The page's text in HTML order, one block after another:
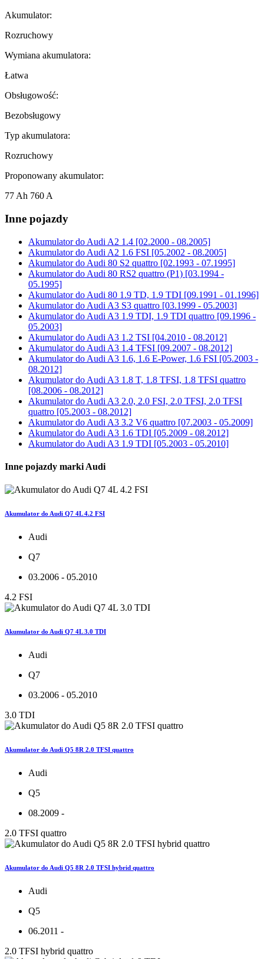
Akumulator:
Rozruchowy
Wymiana akumulatora:
Łatwa
Obsługowość:
Bezobsługowy
Typ akumulatora:
Rozruchowy
Proponowany akumulator:
77 Ah 760 A
Inne pojazdy
Akumulator do Audi A2 1.4 [02.2000 - 08.2005]
Akumulator do Audi A2 1.6 FSI [05.2002 - 08.2005]
Akumulator do Audi 80 S2 quattro [02.1993 - 07.1995]
Akumulator do Audi 80 RS2 quattro (P1) [03.1994 -
05.1995]
Akumulator do Audi 80 1.9 TD, 1.9 TDI [09.1991 - 01.1996]
Akumulator do Audi A3 S3 quattro [03.1999 - 05.2003]
Akumulator do Audi A3 1.9 TDI, 1.9 TDI quattro [09.1996 -
05.2003]
Akumulator do Audi A3 1.2 TSI [04.2010 - 08.2012]
Akumulator do Audi A3 1.4 TFSI [09.2007 - 08.2012]
Akumulator do Audi A3 1.6, 1.6 E-Power, 1.6 FSI [05.2003 -
08.2012]
Akumulator do Audi A3 1.8 T, 1.8 TFSI, 1.8 TFSI quattro
[08.2006 - 08.2012]
Akumulator do Audi A3 2.0, 2.0 FSI, 2.0 TFSI, 2.0 TFSI
quattro [05.2003 - 08.2012]
Akumulator do Audi A3 3.2 V6 quattro [07.2003 - 05.2009]
Akumulator do Audi A3 1.6 TDI [05.2009 - 08.2012]
Akumulator do Audi A3 1.9 TDI [05.2003 - 05.2010]
Inne pojazdy marki Audi
Akumulator do Audi Q7 4L 4.2 FSI
Audi
Q7
03.2006 - 05.2010
4.2 FSI
Akumulator do Audi Q7 4L 3.0 TDI
Audi
Q7
03.2006 - 05.2010
3.0 TDI
Akumulator do Audi Q5 8R 2.0 TFSI quattro
Audi
Q5
08.2009 -
2.0 TFSI quattro
Akumulator do Audi Q5 8R 2.0 TFSI hybrid quattro
Audi
Q5
06.2011 -
2.0 TFSI hybrid quattro